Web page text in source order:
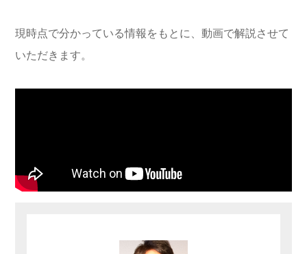
現時点で分かっている情報をもとに、動画で解説させて
いただきます。